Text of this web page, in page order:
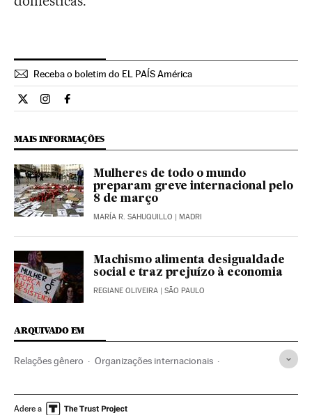
Receba o boletim do EL PAÍS América
Internacional El País Brasil en Twitter
Internacional El País Brasil en Instagram
Internacional El País Brasil en Facebook
MAIS INFORMAÇÕES
Mulheres de todo o mundo
preparam greve internacional pelo
8 de março
MARÍA R. SAHUQUILLO | MADRI
Machismo alimenta desigualdade
social e traz prejuízo à economia
REGIANE OLIVEIRA | SÃO PAULO
ARQUIVADO EM
Relações gênero Organizações internacionais
Dia internacional da mulher 2017
Adere a